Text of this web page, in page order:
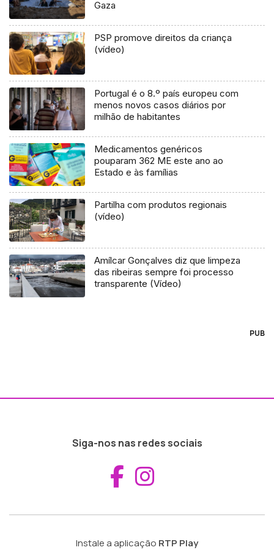
Gaza
PSP promove direitos da criança
(vídeo)
Portugal é o 8.º país europeu com
menos novos casos diários por
milhão de habitantes
Medicamentos genéricos
pouparam 362 ME este ano ao
Estado e às famílias
Partilha com produtos regionais
(vídeo)
Amílcar Gonçalves diz que limpeza
das ribeiras sempre foi processo
transparente (Vídeo)
PUB
Siga-nos nas redes sociais
Aceder ao
Instale a aplicação RTP Play